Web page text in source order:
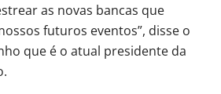
as novas bancas que
futuros eventos”, disse o
que é o atual presidente da